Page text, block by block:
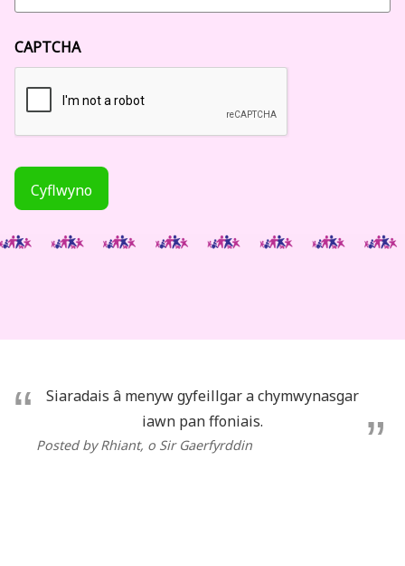
CAPTCHA
Cyflwyno
Siaradais â menyw gyfeillgar a chymwynasgar
iawn pan ffoniais.
Posted by Rhiant, o Sir Gaerfyrddin